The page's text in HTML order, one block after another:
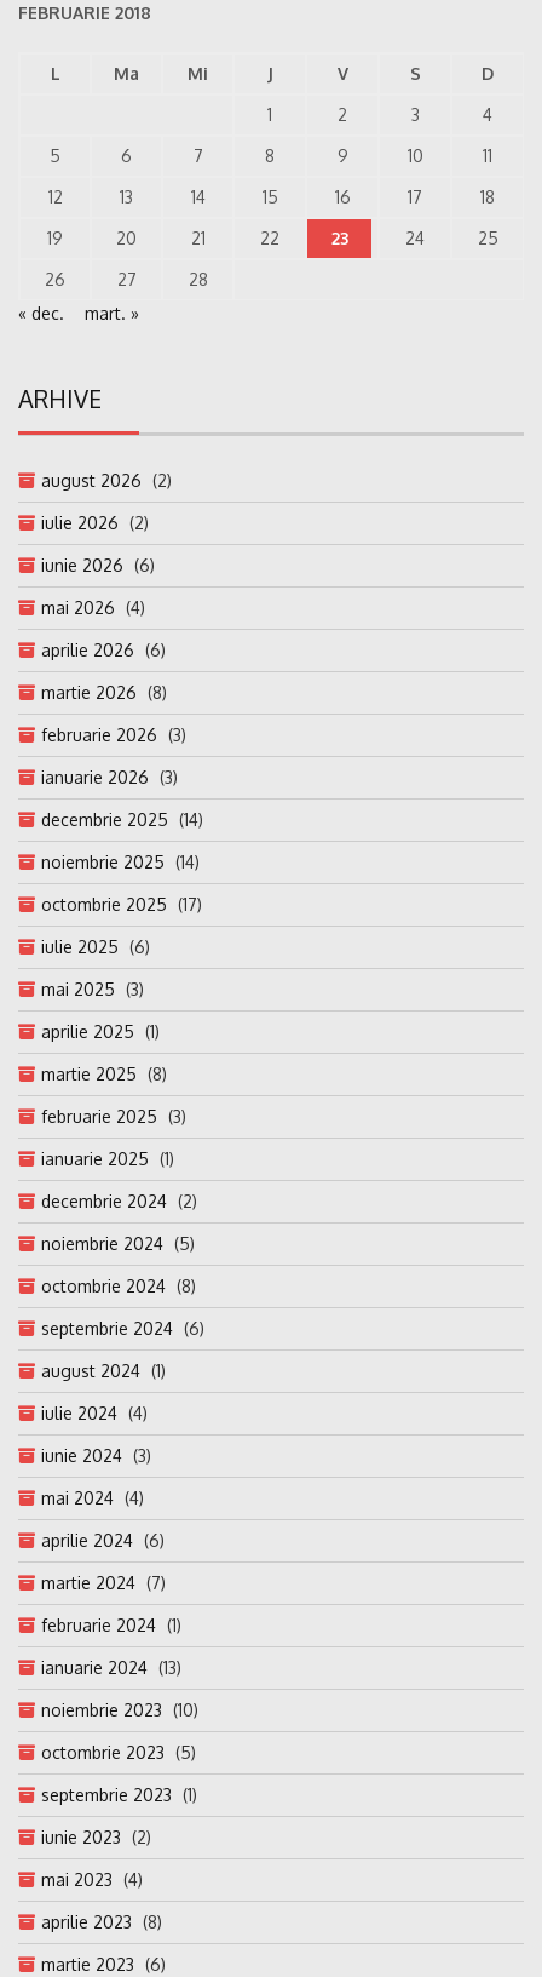
FEBRUARIE 2018
L Ma Mi J V S
D
1
2 3
4
5
6 7 8 9 10
11
12
13 14 15 16 17
18
19
20 21 22 23 24
25
26
27
28
« dec.
mart. »
ARHIVE
august 2026 (2)
iulie 2026 (2)
iunie 2026 (6)
mai 2026 (4)
aprilie 2026 (6)
martie 2026 (8)
februarie 2026 (3)
ianuarie 2026 (3)
decembrie 2025 (14)
noiembrie 2025 (14)
octombrie 2025 (17)
iulie 2025 (6)
mai 2025 (3)
aprilie 2025 (1)
martie 2025 (8)
februarie 2025 (3)
ianuarie 2025 (1)
decembrie 2024 (2)
noiembrie 2024 (5)
octombrie 2024 (8)
septembrie 2024 (6)
august 2024 (1)
iulie 2024 (4)
iunie 2024 (3)
mai 2024 (4)
aprilie 2024 (6)
martie 2024 (7)
februarie 2024 (1)
ianuarie 2024 (13)
noiembrie 2023 (10)
octombrie 2023 (5)
septembrie 2023 (1)
iunie 2023 (2)
mai 2023 (4)
aprilie 2023 (8)
martie 2023 (6)